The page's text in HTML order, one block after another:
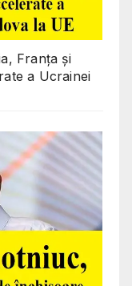
Franța și
a Ucrainei